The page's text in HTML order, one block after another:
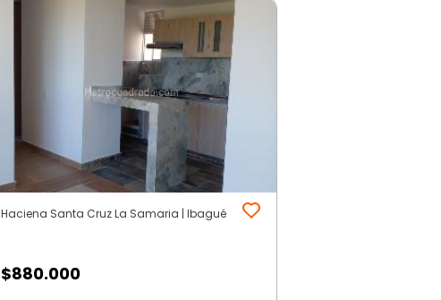
Haciena Santa Cruz La Samaria | Ibagué
$880.000